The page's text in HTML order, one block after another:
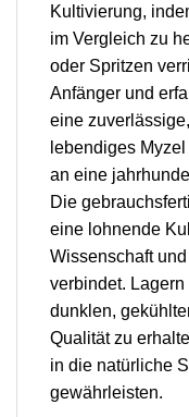
Kultivierung,
im Vergleich zu
oder Spritzen
Anfänger und
eine
lebendiges
an eine
Die
eine lohnende
Wissenschaft
verbindet.
dunklen,
Qualität zu
in die natürliche
gewährleisten.